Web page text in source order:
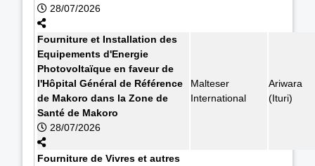
28/07/2026
Fourniture et Installation des
Equipements d'Energie
Photovoltaïque en faveur de
l'Hôpital Général de Référence
de Makoro dans la Zone de
Santé de Makoro
28/07/2026
Malteser
International
Ariwara
(Ituri)
Fourniture de Vivres et autres